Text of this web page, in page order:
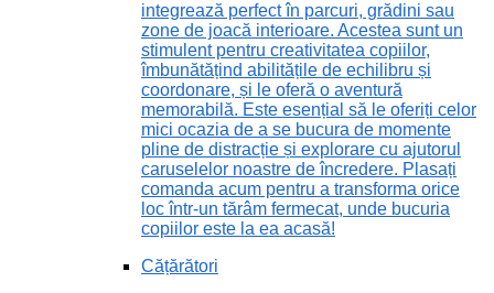
integrează perfect în parcuri, grădini sau
zone de joacă interioare. Acestea sunt un
stimulent pentru creativitatea copiilor,
îmbunătățind abilitățile de echilibru și
coordonare, și le oferă o aventură
memorabilă. Este esențial să le oferiți celor
mici ocazia de a se bucura de momente
pline de distracție și explorare cu ajutorul
caruselelor noastre de încredere. Plasați
comanda acum pentru a transforma orice
loc într-un tărâm fermecat, unde bucuria
copiilor este la ea acasă!
Cățărători